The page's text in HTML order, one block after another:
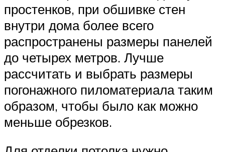
простенков, при обшивке стен
внутри дома более всего
распространены размеры панелей
до четырех метров. Лучше
рассчитать и выбрать размеры
погонажного пиломатериала таким
образом, чтобы было как можно
меньше обрезков.